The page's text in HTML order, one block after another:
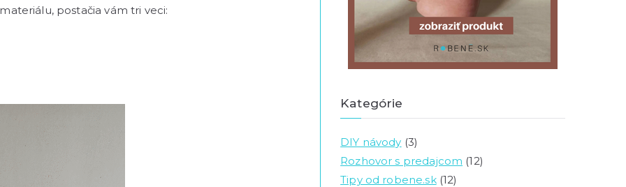
postačia vám tri veci:
Kategórie
DIY návody (3)
Rozhovor s predajcom (12)
Tipy od robene.sk(12)